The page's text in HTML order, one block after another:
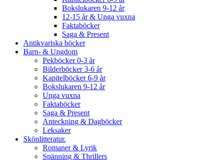
Bokslukaren 9-12 år
12-15 år & Unga vuxna
Faktaböcker
Saga & Present
Antikvariska böcker
Barn- & Ungdom
Pekböcker 0-3 år
Bilderböcker 3-6 år
Kapitelböcker 6-9 år
Bokslukaren 9-12 år
Unga vuxna
Faktaböcker
Saga & Present
Anteckning & Dagböcker
Leksaker
Skönlitteratur.
Romaner & Lyrik
Spänning & Thrillers